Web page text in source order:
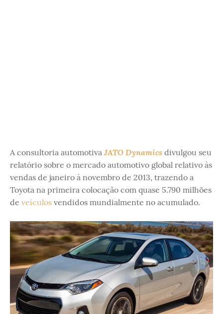
A consultoria automotiva JATO Dynamics divulgou seu
relatório sobre o mercado automotivo global relativo às
vendas de janeiro à novembro de 2013, trazendo a
Toyota na primeira colocação com quase 5.790 milhões
de veículos vendidos mundialmente no acumulado.